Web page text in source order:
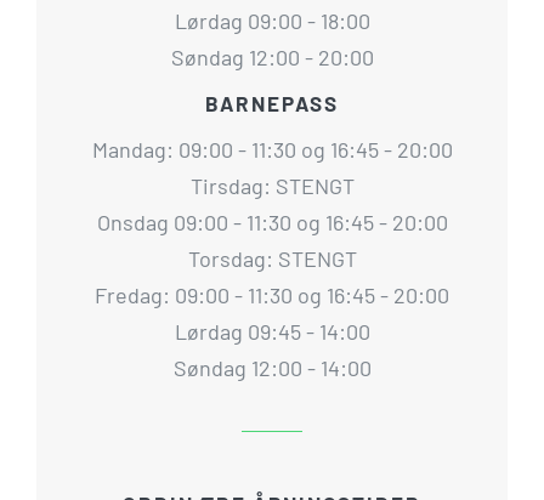
Lørdag 09:00 - 18:00
Søndag 12:00 - 20:00
BARNEPASS
Mandag: 09:00 - 11:30 og 16:45 - 20:00
Tirsdag: STENGT
Onsdag 09:00 - 11:30 og 16:45 - 20:00
Torsdag: STENGT
Fredag: 09:00 - 11:30 og 16:45 - 20:00
Lørdag 09:45 - 14:00
Søndag 12:00 - 14:00